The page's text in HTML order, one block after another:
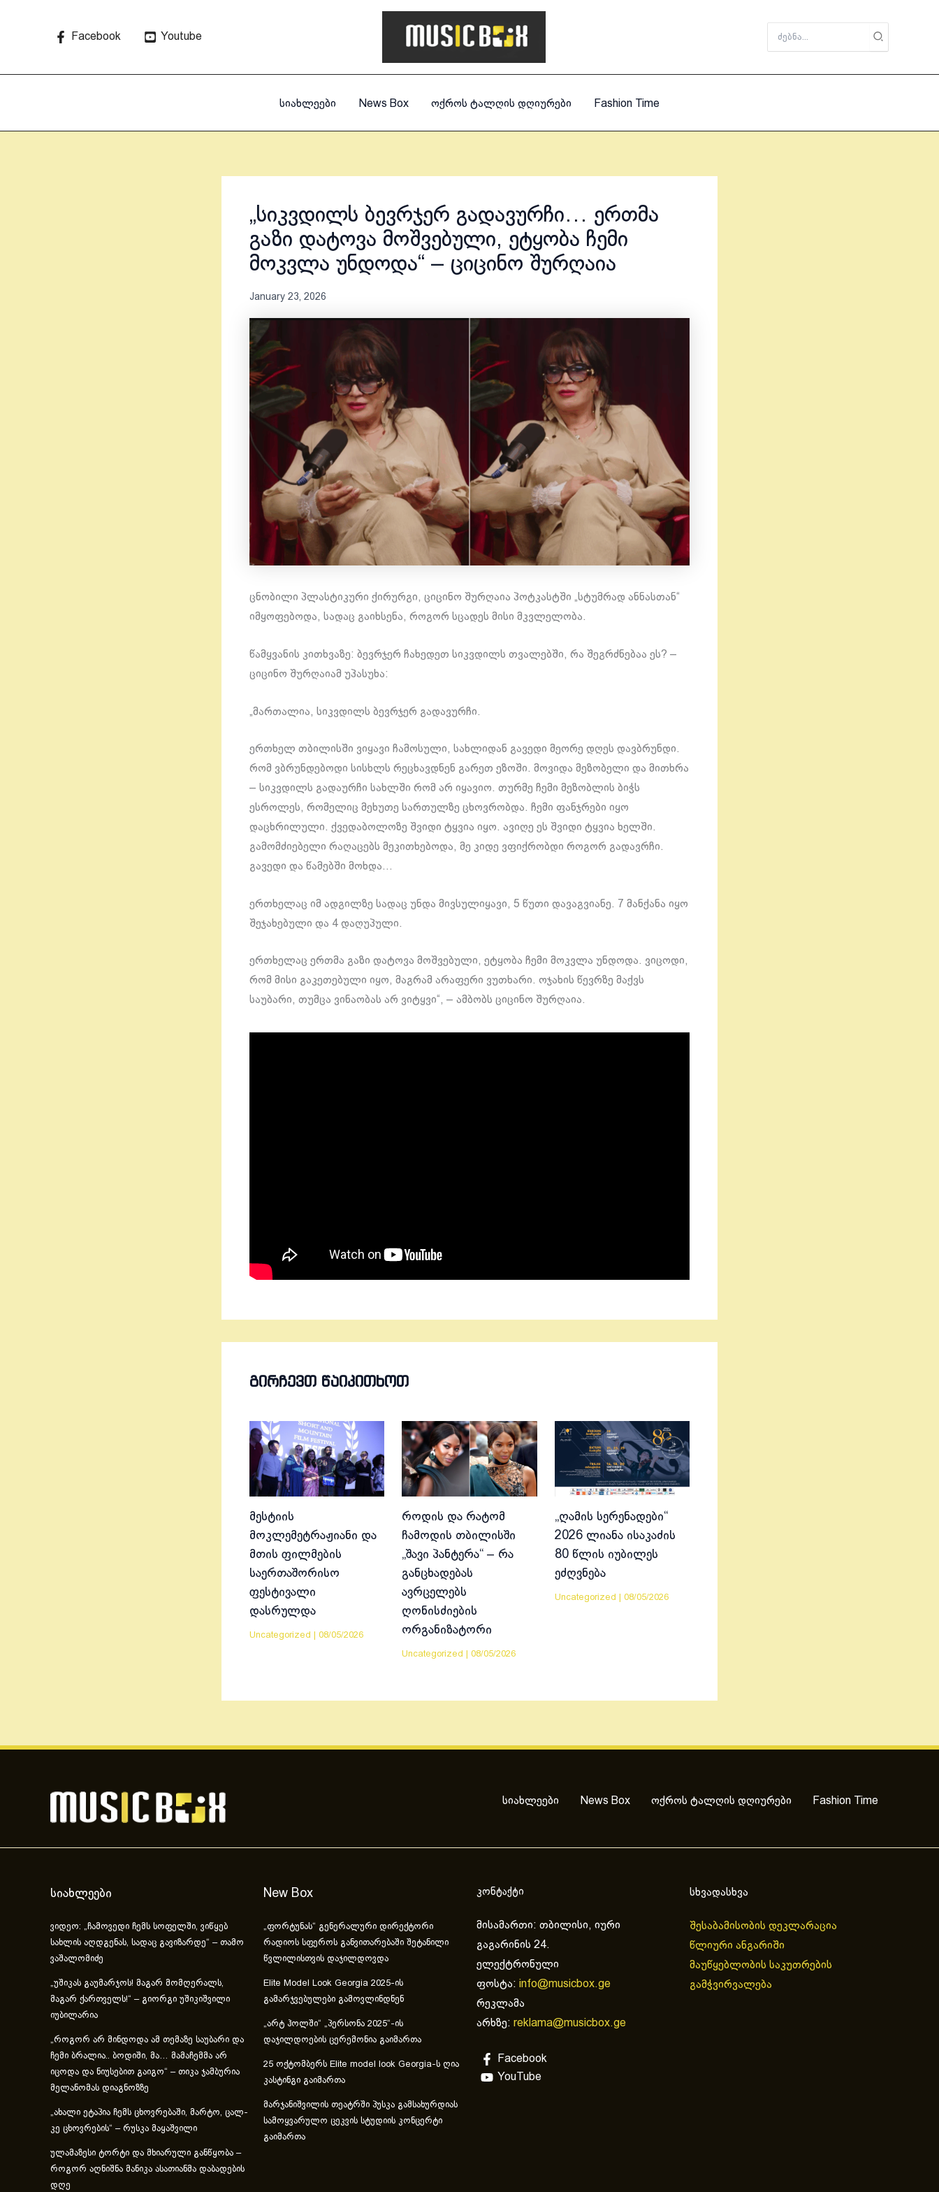
Facebook Youtube
for:
სიახლეები News Box ოქროს ტალღის დღიურები Fashion Time
„სიკვდილს ბევრჯერ გადავურჩი… ერთმა
გაზი დატოვა მოშვებული, ეტყობა ჩემი
მოკვლა უნდოდა“ – ციცინო შურღაია
January 23, 2026
ცნობილი პლასტიკური ქირურგი, ციცინო შურღაია პოტკასტში „სტუმრად ანნასთან“
იმყოფებოდა, სადაც გაიხსენა, როგორ სცადეს მისი მკვლელობა.
წამყვანის კითხვაზე: ბევრჯერ ჩახედეთ სიკვდილს თვალებში, რა შეგრძნებაა ეს? –
ციცინო შურღაიამ უპასუხა:
„მართალია, სიკვდილს ბევრჯერ გადავურჩი.
ერთხელ თბილისში ვიყავი ჩამოსული, სახლიდან გავედი მეორე დღეს დავბრუნდი.
რომ ვბრუნდებოდი სისხლს რეცხავდნენ გარეთ ეზოში. მოვიდა მეზობელი და მითხრა
– სიკვდილს გადაურჩი სახლში რომ არ იყავიო. თურმე ჩემი მეზობლის ბიჭს
ესროლეს, რომელიც მეხუთე სართულზე ცხოვრობდა. ჩემი ფანჯრები იყო
დაცხრილული. ქვედაბოლოზე შვიდი ტყვია იყო. ავიღე ეს შვიდი ტყვია ხელში.
გამომძიებელი რაღაცებს მეკითხებოდა, მე კიდე ვფიქრობდი როგორ გადავრჩი.
გავედი და წამებში მოხდა…
ერთხელაც იმ ადგილზე სადაც უნდა მივსულიყავი, 5 წუთი დავაგვიანე. 7 მანქანა იყო
შეჯახებული და 4 დაღუპული.
ერთხელაც ერთმა გაზი დატოვა მოშვებული, ეტყობა ჩემი მოკვლა უნდოდა. ვიცოდი,
რომ მისი გაკეთებული იყო, მაგრამ არაფერი ვუთხარი. ოჯახის წევრზე მაქვს
საუბარი, თუმცა ვინაობას არ ვიტყვი“, – ამბობს ციცინო შურღაია.
ᲒᲘᲠᲩᲔᲕᲗ ᲬᲐᲘᲙᲘᲗᲮᲝᲗ
მესტიის
მოკლემეტრაჟიანი და
მთის ფილმების
საერთაშორისო
ფესტივალი
დასრულდა
Uncategorized 08/05/2026
როდის და რატომ
ჩამოდის თბილისში
„შავი პანტერა“ – რა
განცხადებას
ავრცელებს
ღონისძიების
ორგანიზატორი
Uncategorized |08/05/2026
„ღამის სერენადები“
2026 ლიანა ისაკაძის
80 წლის იუბილეს
ეძღვნება
Uncategorized 08/05/2026
სიახლეები News Box ოქროს ტალღის დღიურები Fashion Time
სიახლეები
ვიდეო: „ჩამოვედი ჩემს სოფელში, ვიწყებ
სახლის აღდგენას, სადაც გავიზარდე“ – თამო
ვაშალომიძე
„უშიკას გაუმარჯოს! მაგარ მომღერალს,
მაგარ ქართველს!“ – გიორგი უშიკიშვილი
იუბილარია
„როგორ არ მინდოდა ამ თემაზე საუბარი და
ჩემი ბრალია.. ბოდიში, მა… მამაჩემმა არ
იცოდა და ნიუსებით გაიგო“ – თიკა ჯამბურია
მელანომას დიაგნოზზე
„ახა­ლი ეტა­პია ჩემს ცხოვ­რე­ბა­ში, მარ­ტო, ცალ­
კე ცხოვ­რე­ბის“ – რუსკა მაყაშვილი
ულამაზესი ტორტი და მხიარული განწყობა –
როგორ აღნიშნა მანიკა ასათიანმა დაბადების
დღე
New Box
„ფორტუნას“ გენერალური დირექტორი
რადიოს სფეროს განვითარებაში შეტანილი
წვლილისთვის დაჯილდოვდა
Elite Model Look Georgia 2025-ის
გამარჯვებულები გამოვლინდნენ
„არტ ჰოლში“ „პერსონა 2025“-ის
დაჯილდოების ცერემონია გაიმართა
25 ოქტომბერს Elite model look Georgia-ს ღია
კასტინგი გაიმართა
მარჯანიშვილის თეატრში პუსკა გამსახურდიას
სამოყვარულო ცეკვის სტუდიის კონცერტი
გაიმართა
კონტაქტი
მისამართი: თბილისი, იური
გაგარინის 24.
ელექტრონული
ფოსტა: info@musicbox.ge
რეკლამა
არხზე: reklama@musicbox.ge
Facebook
YouTube
სხვადასხვა
შესაბამისობის დეკლარაცია
წლიური ანგარიში
მაუწყებლობის საკუთრების
გამჭვირვალება